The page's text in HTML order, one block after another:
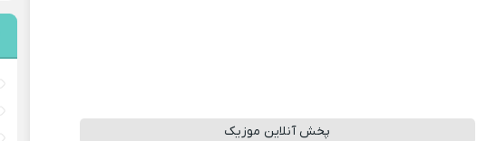
پخش آنلاین موزیک